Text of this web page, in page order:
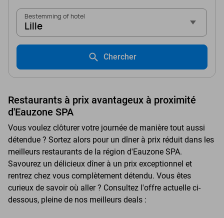
Bestemming of hotel
Lille
Chercher
Restaurants à prix avantageux à proximité
d'Eauzone SPA
Vous voulez clôturer votre journée de manière tout aussi
détendue ? Sortez alors pour un dîner à prix réduit dans les
meilleurs restaurants de la région d'Eauzone SPA.
Savourez un délicieux dîner à un prix exceptionnel et
rentrez chez vous complètement détendu. Vous êtes
curieux de savoir où aller ? Consultez l'offre actuelle ci-
dessous, pleine de nos meilleurs deals :